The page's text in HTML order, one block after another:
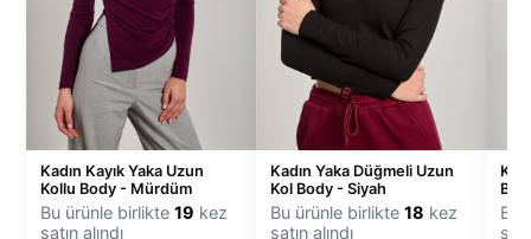
Kadın Kayık Yaka Uzun
Kollu Body - Mürdüm
Bu ürünle birlikte 19 kez
satın alındı
Kadın Yaka Düğmeli Uzun
Kol Body - Siyah
Bu ürünle birlikte 18 kez
satın alındı
Bu